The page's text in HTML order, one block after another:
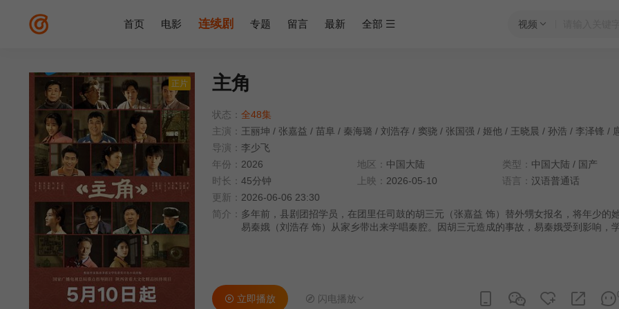
视频
首页 电影 连续剧 专题 留言 最新 全部
正片 主角
状态： 全48集
主演： 王丽坤 / 张嘉益 / 苗阜 / 秦海璐 / 刘浩存 / 窦骁 / 张国强 / 姬他 / 王晓晨 / 孙浩 / 李泽锋 /
导演： 李少飞
年份： 2026 地区： 中国大陆 类型： 中国大陆 / 国产
时长： 45分钟 上映： 2026-05-10 语言： 汉语普通话
更新： 2026-06-06 23:30
简介： 多年前，县剧团招学员，在团里任司鼓的胡三元（张嘉益 饰）替外甥女报名，将年少的
易秦娥（刘浩存 饰）从家乡带出来学唱秦腔。因胡三元造成的事故，易秦娥受到影响，
立即播放 闪电播放